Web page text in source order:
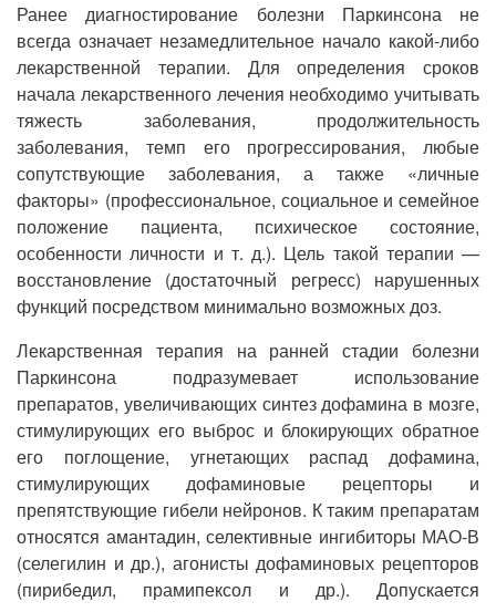
Ранее диагностирование болезни Паркинсона не
всегда означает незамедлительное начало какой-либо
лекарственной терапии. Для определения сроков
начала лекарственного лечения необходимо учитывать
тяжесть заболевания, продолжительность
заболевания, темп его прогрессирования, любые
сопутствующие заболевания, а также «личные
факторы» (профессиональное, социальное и семейное
положение пациента, психическое состояние,
особенности личности и т. д.). Цель такой терапии —
восстановление (достаточный регресс) нарушенных
функций посредством минимально возможных доз.
Лекарственная терапия на ранней стадии болезни
Паркинсона подразумевает использование
препаратов, увеличивающих синтез дофамина в мозге,
стимулирующих его выброс и блокирующих обратное
его поглощение, угнетающих распад дофамина,
стимулирующих дофаминовые рецепторы и
препятствующие гибели нейронов. К таким препаратам
относятся амантадин, селективные ингибиторы МАО-В
(селегилин и др.), агонисты дофаминовых рецепторов
(пирибедил, прамипексол и др.). Допускается